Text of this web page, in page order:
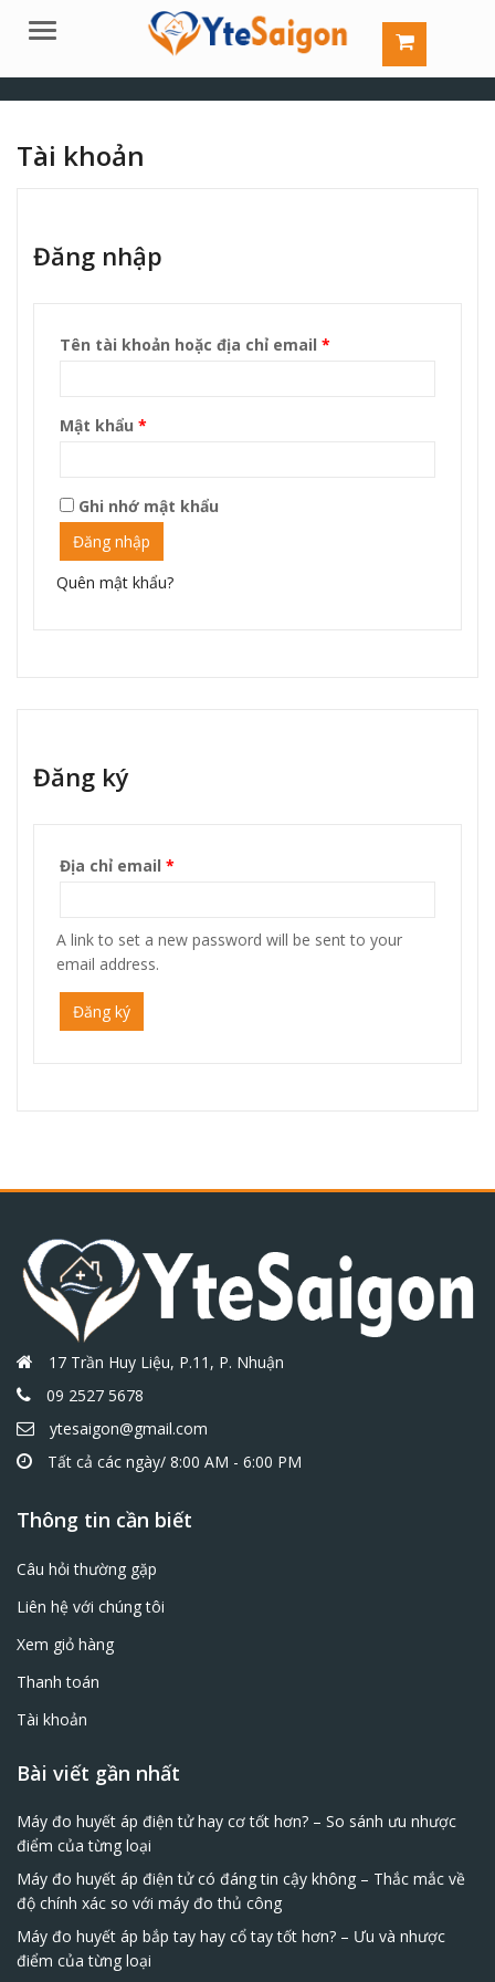
Menu
Tài khoản
Đăng nhập
Tên tài khoản hoặc địa chỉ email *
Mật khẩu *
Ghi nhớ mật khẩu
Đăng nhập
Quên mật khẩu?
Đăng ký
Địa chỉ email *
A link to set a new password will be sent to your
email address.
Đăng ký
17 Trần Huy Liệu, P.11, P. Nhuận
09 2527 5678
ytesaigon@gmail.com
Tất cả các ngày/ 8:00 AM - 6:00 PM
Thông tin cần biết
Câu hỏi thường gặp
Liên hệ với chúng tôi
Xem giỏ hàng
Thanh toán
Tài khoản
Bài viết gần nhất
Máy đo huyết áp điện tử hay cơ tốt hơn? – So sánh ưu nhược
điểm của từng loại
Máy đo huyết áp điện tử có đáng tin cậy không – Thắc mắc về
độ chính xác so với máy đo thủ công
Máy đo huyết áp bắp tay hay cổ tay tốt hơn? – Ưu và nhược
điểm của từng loại